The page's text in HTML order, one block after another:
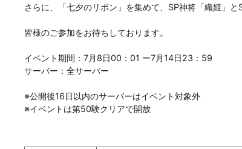
さらに、「七夕のリボン」を集めて、SP神将「織姬」
皆様のご参加をお待ちしております。
イベント期間：7月8日00：01 ー7月14日23：59
サーバー：全サーバー
※公開後16日以内のサーバーはイベント対象外
※イベントは第50験クリアで開放